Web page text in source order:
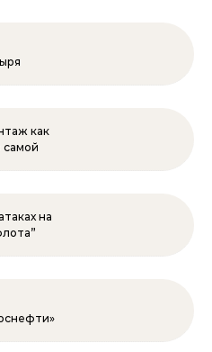
как
самой
на